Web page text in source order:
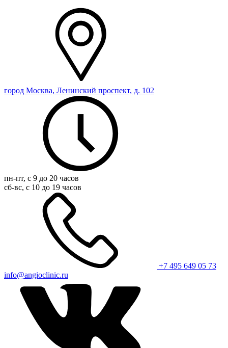
город Москва, Ленинский проспект, д. 102
пн-пт, с 9 до 20 часов
сб-вс, с 10 до 19 часов
+7 495 649 05 73
info@angioclinic.ru